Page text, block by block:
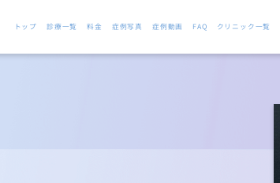
トップ 診療一覧 料金 症例写真 症例動画 FAQ クリニック一覧